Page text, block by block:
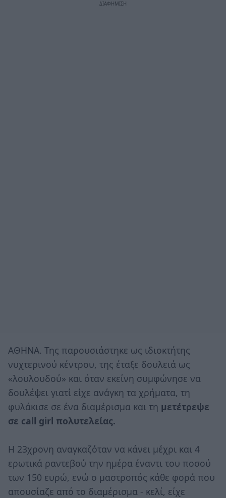
ΑΘΗΝΑ. Της παρουσιάστηκε ως ιδιοκτήτης
νυχτερινού κέντρου, της έταξε δουλειά ως
«λουλουδού» και όταν εκείνη συμφώνησε να
δουλέψει γιατί είχε ανάγκη τα χρήματα, τη
φυλάκισε σε ένα διαμέρισμα και τη μετέτρεψε
σε call girl πολυτελείας.
Η 23χρονη αναγκαζόταν να κάνει μέχρι και 4
ερωτικά ραντεβού την ημέρα έναντι του ποσού
των 150 ευρώ, ενώ ο μαστροπός κάθε φορά που
απουσίαζε από το διαμέρισμα - κελί, είχε